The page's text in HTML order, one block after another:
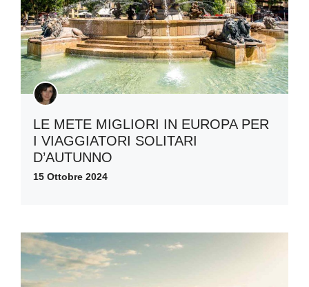
LE METE MIGLIORI IN EUROPA PER
I VIAGGIATORI SOLITARI
D’AUTUNNO
15 Ottobre 2024